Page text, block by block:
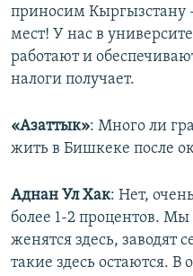
приносим Кыргызстану
мест! У нас в
работают и
налоги получает.
«Азаттык»: Много ли
жить в Бишкеке после
Аднан Ул Хак: Нет,
более 1-2 процентов.
женятся здесь, заводят
такие здесь остаются.